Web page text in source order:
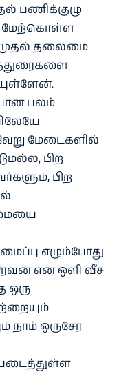
பணிக்குழு
மேற்கொள்ள
முதல் தலைமை
பலம்
மேடைகளில்
பிற
பிற
எழும்போது
என ஒளி வீச
ஒரு
நாம் ஒருசேர